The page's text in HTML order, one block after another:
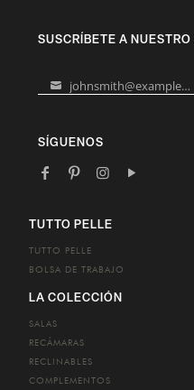
SUSCRÍBETE A
Your johnsmith@example.com
SÍGUENOS
TUTTO PELLE
TUTTO PELLE
BOLSA DE TRABAJO
LA COLECCIÓN
SALAS
RECÁMARAS
RECLINABLES
COMPLEMENTOS